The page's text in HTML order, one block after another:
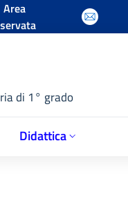
Area
di 1° grado
Didattica